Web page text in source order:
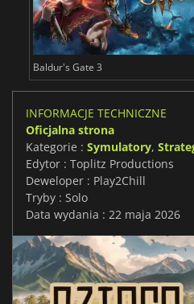
Baldur's Gate 3
INFORMACJE TECHNICZNE
Oficjalna strona
Kategorie : Symulatory,
Edytor : Toplitz Productions
Deweloper : Play2Chill
Tryby : Solo
Data wydania : 22 maja 2026